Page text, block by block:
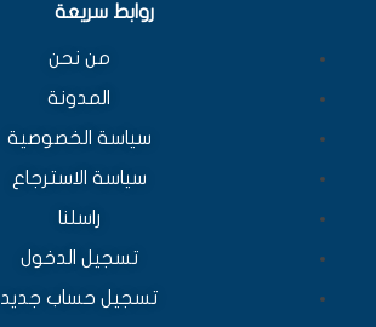
روابط سريعة
من نحن
المدونة
سياسة الخصوصية
سياسة الاسترجاع
راسلنا
تسجيل الدخول
تسجيل حساب جديد